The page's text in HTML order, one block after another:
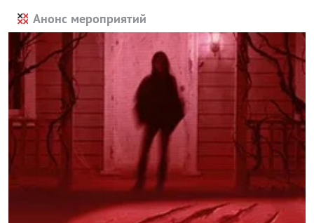
Анонс мероприятий